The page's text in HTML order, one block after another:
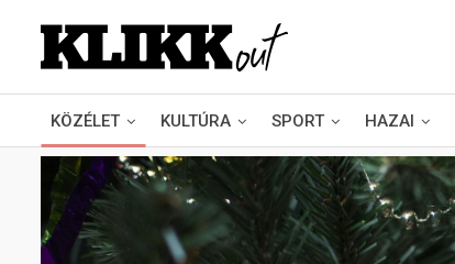
KÖZÉLET KULTÚRA SPORT HAZAI